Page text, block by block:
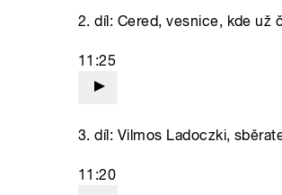
2. díl: Cered, vesnice, kde už
11:25
3. díl: Vilmos Ladoczki,
11:20